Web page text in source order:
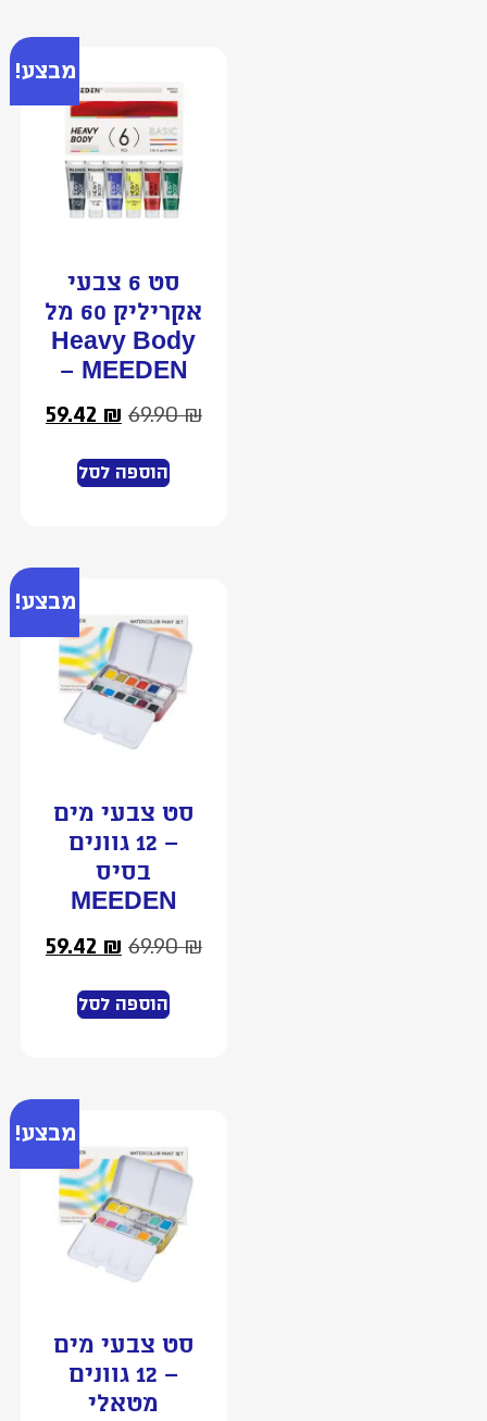
מבצע!
סט 6 צבעי
אקריליק 60 מל
Heavy Body
– MEEDEN
69.90₪
59.42₪
הוספה לסל
מבצע!
סט צבעי מים
– 12 גוונים
בסיס
MEEDEN
69.90₪
59.42₪
הוספה לסל
מבצע!
סט צבעי מים
– 12 גוונים
מטאלי